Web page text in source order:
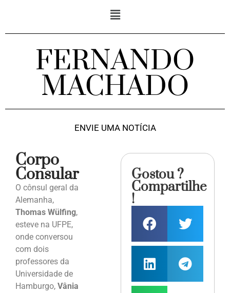
FERNANDO
MACHADO
ENVIE UMA NOTÍCIA
Corpo
Consular
O cônsul geral da
Alemanha,
Thomas Wülfing,
esteve na UFPE,
onde conversou
com dois
professores da
Universidade de
Hamburgo, Vânia
Gostou ?
Compartilhe
!